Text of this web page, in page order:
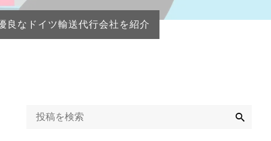
OEM・OEM代行
良なドイツ輸送代行会社を紹介